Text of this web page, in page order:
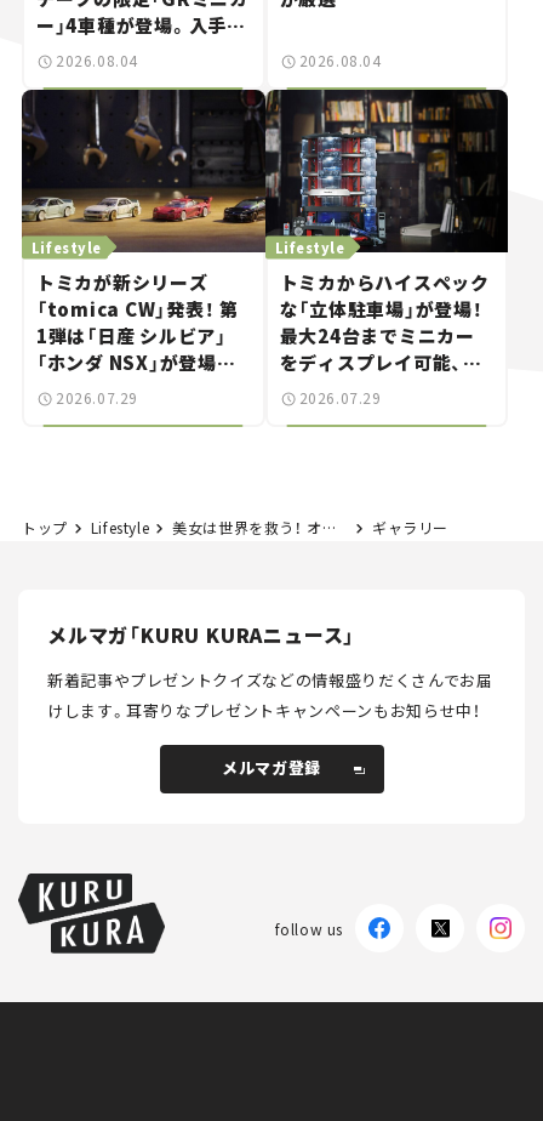
ー」4車種が登場。入手方
法は？【クルマとホビー】
2026.08.04 2026.08.04
トミカが新シリーズ
「tomica CW」発表！ 第
1弾は「日産 シルビア」
「ホンダ NSX」が登場。
世界が注目す
Lifestyle
2026.07.29
トミカからハイスペック
な「立体駐車場」が登場！
最大24台までミニカー
をディスプレイ可能、特
別な「日産 GT-R
Lifestyle
2026.07.29
トップ Lifestyle 美女は世界を救う！ オートサロンの女神たち #09｜イングス 【東京オートサロン2024】 ギャラリー
メルマガ「KURU KURAニュース」
新着記事やプレゼントクイズなどの情報盛りだくさんでお届
けします。耳寄りなプレゼントキャンペーンもお知らせ中！
メルマガ登録
follow us